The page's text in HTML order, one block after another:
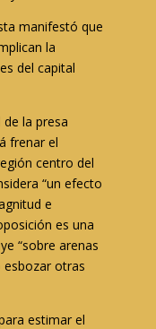
manifestó que
la
del capital
la presa
frenar el
centro del
“un efecto
e
es una
“sobre arenas
esbozar otras
estimar el